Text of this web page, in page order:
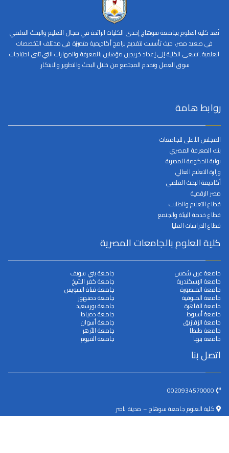
تُعد كلية العلوم بجامعة سوهاج إحدى الكليات الرائدة في مجال التعليم والبحث العلمي
في صعيد مصر، حيث تأسست لتقديم برامج أكاديمية متميزة في مختلف التخصصات
العلمية. تسعى الكلية إلى إعداد خريجين مؤهلين بالمعرفة والمهارات التي تلبي احتياجات
سوق العمل وتخدم المجتمع من خلال البحث والتطوير والابتكار.
روابط هامة
المجلس الأعلى للجامعات
بنك المعرفة المصري
بوابة الحكومة المصرية
وزارة التعليم العالي
أكاديمة البحث العلمي
مصر الرقمية
قطاع التعليم والطلاب
قطاع خدمة البيئة والجنمع
قطاع الدراسات العليا
كلية العلوم بالجامعات المصرية
جامعة عين شمس
جامعة الإسكندرية
جامعة المنصورة
جامعة المنوفية
جامعة القاهرة
جامعة أسيوط
جامعة الزقازيق
جامعة طنطا
جامعة بنها
جامعة بني سويف
جامعة كفر الشيخ
جامعة قناة السويس
جامعة دمنهور
جامعة بورسعيد
جامعة دمياط
جامعة أسوان
جامعة الأزهر
جامعة الفيوم
اتصل بنا
كلية العلوم جامعة سوهاج – مدينة ناصر